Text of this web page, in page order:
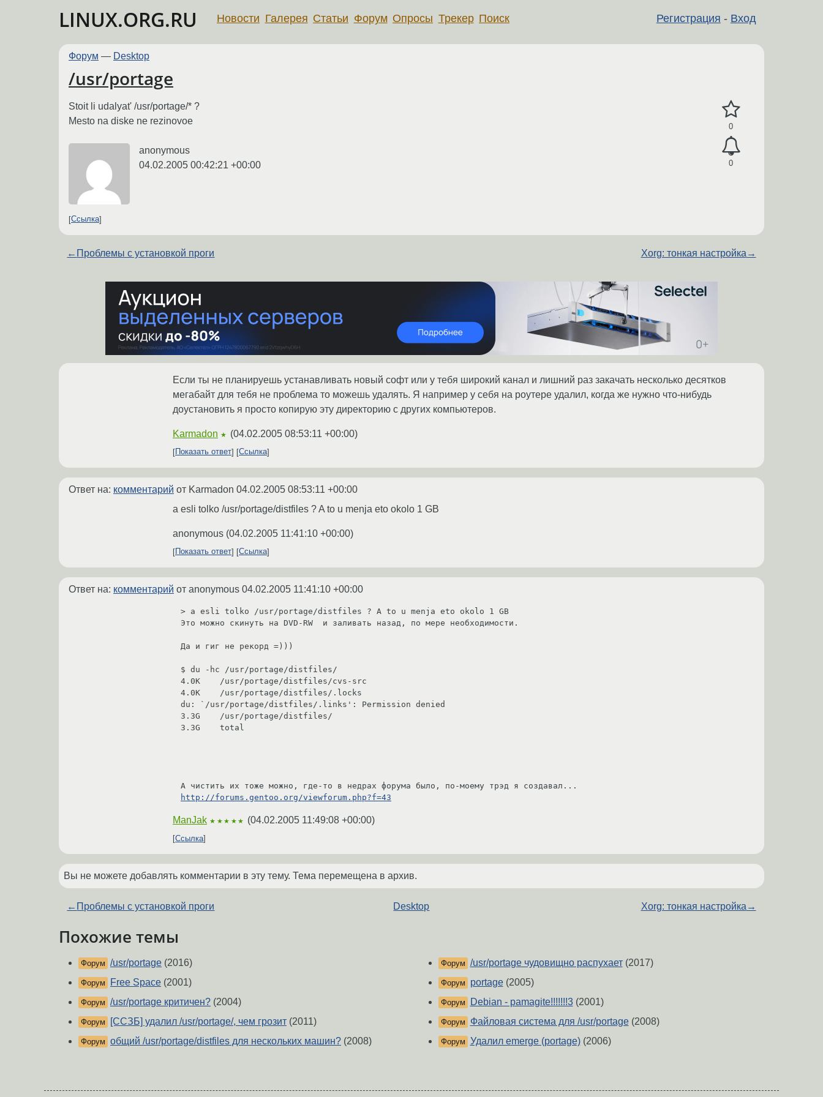
LINUX.ORG.RU Регистрация - Вход
Новости Галерея Статьи Форум Опросы Трекер Поиск
Форум — Desktop
/usr/portage
0
0
Stoit li udalyat' /usr/portage/* ?
Mesto na diske ne rezinovoe
anonymous
04.02.2005 00:42:21 +00:00
Ссылка
← Проблемы с установкой проги Xorg: тонкая настройка →
Если ты не планируешь устанавливать новый софт или у тебя широкий канал и лишний раз закачать несколько десятков
мегабайт для тебя не проблема то можешь удалять. Я например у себя на роутере удалил, когда же нужно что-нибудь
доустановить я просто копирую эту директорию с других компьютеров.
Karmadon ★ (04.02.2005 08:53:11 +00:00)
Показать ответ Ссылка
Ответ на: комментарий от Karmadon 04.02.2005 08:53:11 +00:00
a esli tolko /usr/portage/distfiles ? A to u menja eto okolo 1 GB
anonymous (04.02.2005 11:41:10 +00:00)
Показать ответ Ссылка
Ответ на: комментарий от anonymous 04.02.2005 11:41:10 +00:00
> a esli tolko /usr/portage/distfiles ? A to u menja eto okolo 1 GB
Это можно скинуть на DVD-RW  и заливать назад, по мере необходимости.
Да и гиг не рекорд =)))
$ du -hc /usr/portage/distfiles/
4.0K    /usr/portage/distfiles/cvs-src
4.0K    /usr/portage/distfiles/.locks
du: `/usr/portage/distfiles/.links': Permission denied
3.3G    /usr/portage/distfiles/
3.3G    total
http://forums.gentoo.org/viewforum.php?f=43
ManJak ★★★★★ (04.02.2005 11:49:08 +00:00)
Ссылка
Вы не можете добавлять комментарии в эту тему. Тема перемещена в архив.
← Проблемы с установкой проги Desktop Xorg: тонкая настройка →
Похожие темы
Форум /usr/portage (2016)
Форум Free Space (2001)
Форум /usr/portage критичен? (2004)
Форум [ССЗБ] удалил /usr/portage/, чем грозит (2011)
Форум общий /usr/portage/distfiles для нескольких машин? (2008)
Форум /usr/portage чудовищно распухает(2017)
Форум portage(2005)
Форум Debian - pamagite!!!!!!!3(2001)
Форум Файловая система для /usr/portage(2008)
Форум Удалил emerge (portage)(2006)